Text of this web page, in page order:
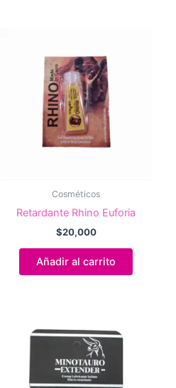
Cosméticos
Retardante Rhino Euforia
$20,000
Añadir al carrito